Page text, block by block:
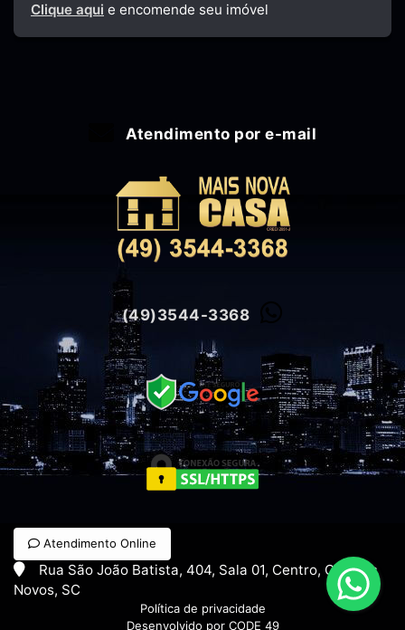
Clique aqui e encomende seu imóvel
Atendimento por e-mail
(49)3544-3368
Atendimento Online
Rua São João Batista, 404, Sala 01, Centro, Campos
Novos, SC
Política de privacidade
Desenvolvido por CODE 49